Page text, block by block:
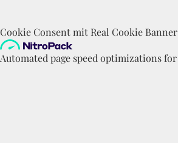
Cookie Consent mit Real Cookie Banner